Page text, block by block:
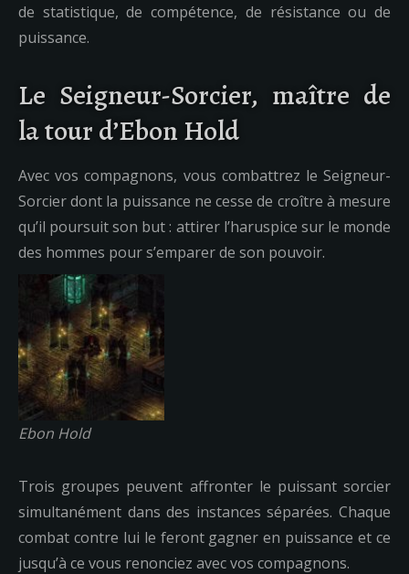
de statistique, de compétence, de résistance ou de
puissance.
Le Seigneur-Sorcier, maître de
la tour d’Ebon Hold
Avec vos compagnons, vous combattrez le Seigneur-
Sorcier dont la puissance ne cesse de croître à mesure
qu’il poursuit son but : attirer l’haruspice sur le monde
des hommes pour s’emparer de son pouvoir.
Ebon Hold
Trois groupes peuvent affronter le puissant sorcier
simultanément dans des instances séparées. Chaque
combat contre lui le feront gagner en puissance et ce
jusqu’à ce vous renonciez avec vos compagnons.